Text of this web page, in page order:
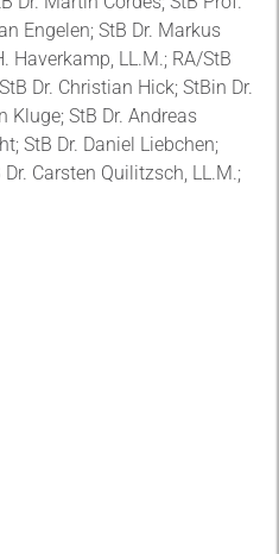
Engelen; StB Dr. Markus
Haverkamp, LL.M.; RA/StB
Dr. Christian Hick; StBin Dr.
Kluge; StB Dr. Andreas
StB Dr. Daniel Liebchen;
Carsten Quilitzsch, LL.M.;